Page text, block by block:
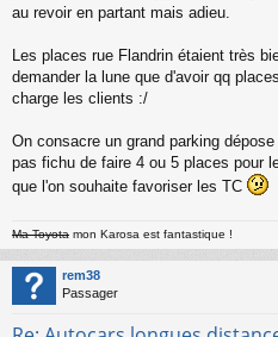
u
au revoir en partant mais adieu.
Les places rue Flandrin étaient très
demander la lune que d'avoir qq
charge les clients :/
On consacre un grand parking
pas fichu de faire 4 ou 5 places pour
que l'on souhaite favoriser les TC
Ma Toyota mon Karosa est fantastique !
rem38
Passager